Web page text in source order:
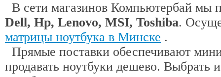
В сети магазинов Компьютербай мы
Dell, Hp, Lenovo, MSI, Toshiba.
матрицы ноутбука в Минске .
Прямые поставки обеспечивают
продавать ноутбуки дешево.